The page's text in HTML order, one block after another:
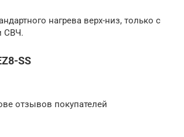
нагрева верх-низ, только с
СВЧ.
SS
отзывов покупателей